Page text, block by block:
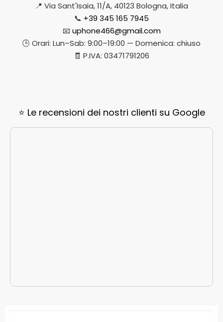
📍 Via Sant'Isaia, 11/A, 40123 Bologna, Italia
📞 +39 345 165 7945
📧 uphone466@gmail.com
🕒 Orari: Lun–Sab: 9:00–19:00 — Domenica: chiuso
🧾 P.IVA: 03471791206
⭐ Le recensioni dei nostri clienti su Google